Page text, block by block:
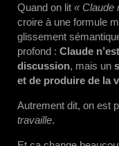
Quand on lit « Claude
croire à une formule
glissement
profond : Claude
discussion, mais un
et de produire de la
Autrement dit, on est
travaille.